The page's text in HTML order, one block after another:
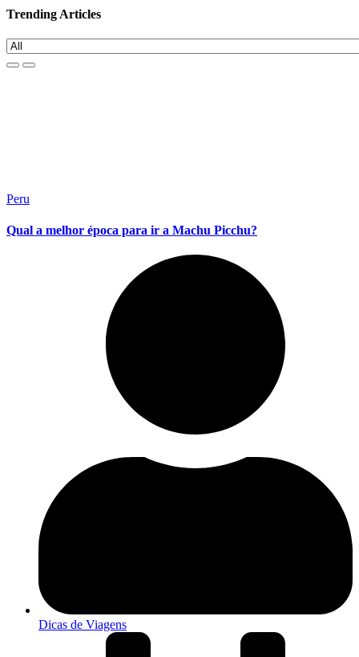
Trending Articles
Peru
Qual a melhor época para ir a Machu Picchu?
Dicas de Viagens